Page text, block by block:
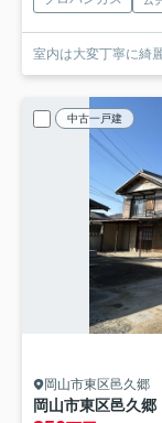
室内は大変丁寧に綺
中古一戸建
岡山市東区邑久郷
岡山市東区邑久郷